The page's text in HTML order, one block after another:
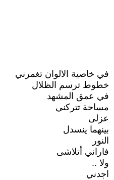
في خاصية الالوان تغمرني
خطوط ترسم الظلال
في عمق المشهد
مساحة تتركني
عزلى
بينهما ينسدل
النور
فاراني أتلاشى
ولا ..
اجدني